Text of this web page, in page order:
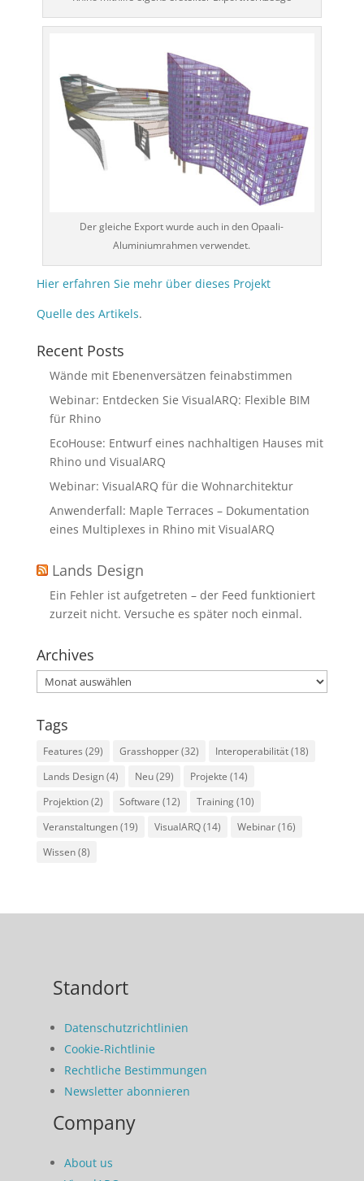
Der gleiche Export wurde auch in den Opaali-
Aluminiumrahmen verwendet.
Hier erfahren Sie mehr über dieses Projekt
Quelle des Artikels.
Recent Posts
Wände mit Ebenenversätzen feinabstimmen
Webinar: Entdecken Sie VisualARQ: Flexible BIM
für Rhino
EcoHouse: Entwurf eines nachhaltigen Hauses mit
Rhino und VisualARQ
Webinar: VisualARQ für die Wohnarchitektur
Anwenderfall: Maple Terraces – Dokumentation
eines Multiplexes in Rhino mit VisualARQ
Lands Design
Ein Fehler ist aufgetreten – der Feed funktioniert
zurzeit nicht. Versuche es später noch einmal.
Archives
Archives
Tags
Features (29) Grasshopper(32) Interoperabilität(18)
Lands Design(4) Neu(29) Projekte (14)
Projektion(2) Software (12) Training(10)
Veranstaltungen(19) VisualARQ(14) Webinar(16)
Wissen(8)
Standort
Datenschutzrichtlinien
Cookie-Richtlinie
Rechtliche Bestimmungen
Newsletter abonnieren
Company
About us